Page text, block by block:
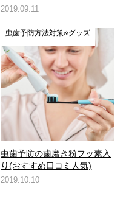
2019.09.11
虫歯予防方法対策&グッズ
虫歯予防の歯磨き粉フッ素入
り(おすすめ口コミ人気)
2019.10.10